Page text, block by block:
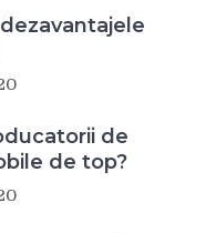
de
de top?